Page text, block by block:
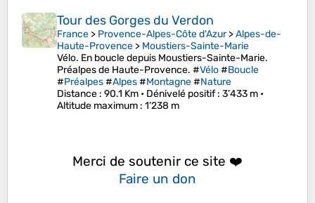
Tour des Gorges du Verdon
France > Provence-Alpes-Côte d'Azur>Alpes-de-
Haute-Provence > Moustiers-Sainte-Marie
Vélo. En boucle depuis Moustiers-Sainte-Marie.
Préalpes de Haute-Provence. #Vélo#Boucle
#Préalpes#Alpes#Montagne#Nature
Distance : 90.1 Km • Dénivelé positif: 3’433 m •
Altitude maximum : 1’238 m
Merci de soutenir ce site ❤️
Faire un don